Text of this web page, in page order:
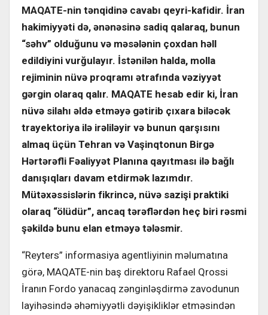
MAQATE-nin tənqidinə cavabı qeyri-kafidir. İran
hakimiyyəti də, ənənəsinə sadiq qalaraq, bunun
“səhv” olduğunu və məsələnin çoxdan həll
edildiyini vurğulayır. İstənilən halda, molla
rejiminin nüvə proqramı ətrafında vəziyyət
gərgin olaraq qalır. MAQATE hesab edir ki, İran
nüvə silahı əldə etməyə gətirib çıxara biləcək
trayektoriya ilə irəliləyir və bunun qarşısını
almaq üçün Tehran və Vaşinqtonun Birgə
Hərtərəfli Fəaliyyət Planına qayıtması ilə bağlı
danışıqları davam etdirmək lazımdır.
Mütəxəssislərin fikrincə, nüvə sazişi praktiki
olaraq “ölüdür”, ancaq tərəflərdən heç biri rəsmi
şəkildə bunu elan etməyə tələsmir.
“Reyters” informasiya agentliyinin məlumatına
görə, MAQATE-nin baş direktoru Rafael Qrossi
İranın Fordo yanacaq zənginləşdirmə zavodunun
layihəsində əhəmiyyətli dəyişikliklər etməsindən